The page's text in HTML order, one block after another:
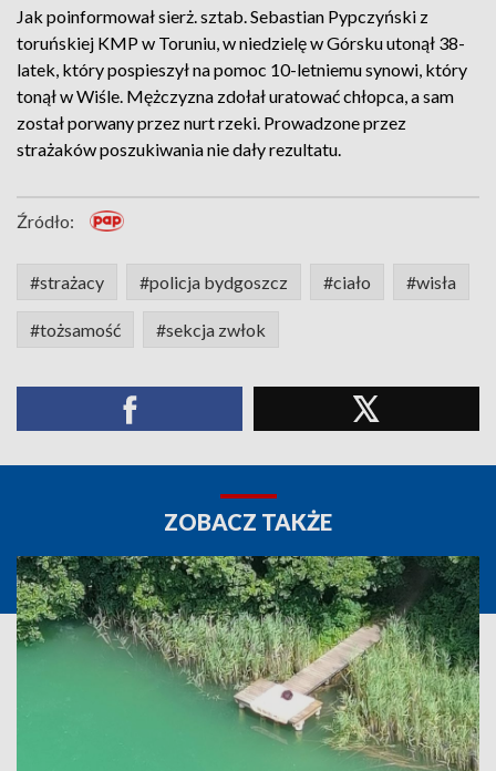
Jak poinformował sierż. sztab. Sebastian Pypczyński z
toruńskiej KMP w Toruniu, w niedzielę w Górsku utonął 38-
latek, który pospieszył na pomoc 10-letniemu synowi, który
tonął w Wiśle. Mężczyzna zdołał uratować chłopca, a sam
został porwany przez nurt rzeki. Prowadzone przez
strażaków poszukiwania nie dały rezultatu.
Źródło:
#strażacy #policja bydgoszcz #ciało #wisła
#tożsamość #sekcja zwłok
ZOBACZ TAKŻE